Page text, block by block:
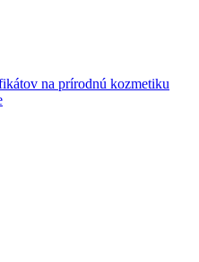
na prírodnú kozmetiku